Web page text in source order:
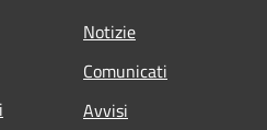
Notizie
Comunicati
Avvisi